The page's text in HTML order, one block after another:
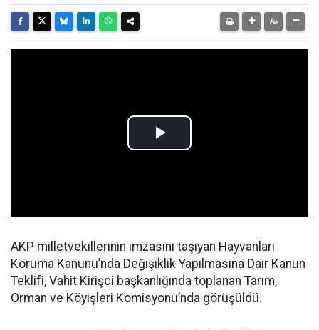
AKP milletvekillerinin imzasını taşıyan Hayvanları
Koruma Kanunu’nda Değişiklik Yapılmasına Dair Kanun
Teklifi, Vahit Kirişci başkanlığında toplanan Tarım,
Orman ve Köyişleri Komisyonu’nda görüşüldü.